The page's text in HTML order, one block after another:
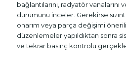
bağlantılarını, radyatör vanalarını
durumunu inceler. Gerekirse
onarım veya parça değişimi
düzenlemeler yapıldıktan sonra
ve tekrar basınç kontrolü